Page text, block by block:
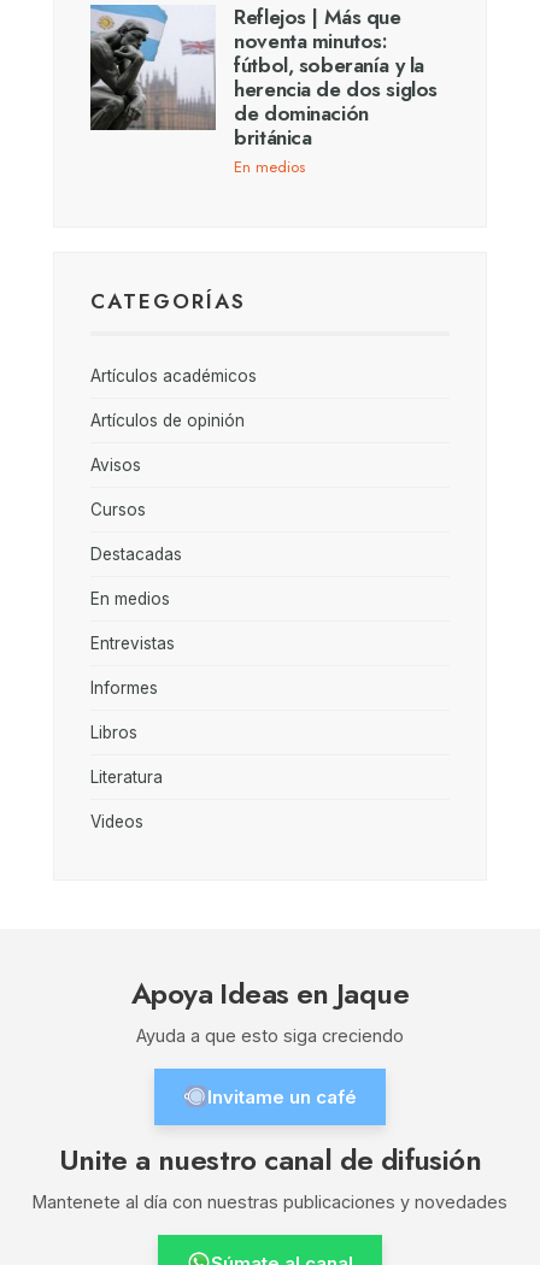
Reflejos | Más que
noventa minutos:
fútbol, soberanía y la
herencia de dos siglos
de dominación
británica
En medios
CATEGORÍAS
Artículos académicos
Artículos de opinión
Avisos
Cursos
Destacadas
En medios
Entrevistas
Informes
Libros
Literatura
Videos
Apoya Ideas en Jaque
Ayuda a que esto siga creciendo
Invitame un café
Unite a nuestro canal de difusión
Mantenete al día con nuestras publicaciones y novedades